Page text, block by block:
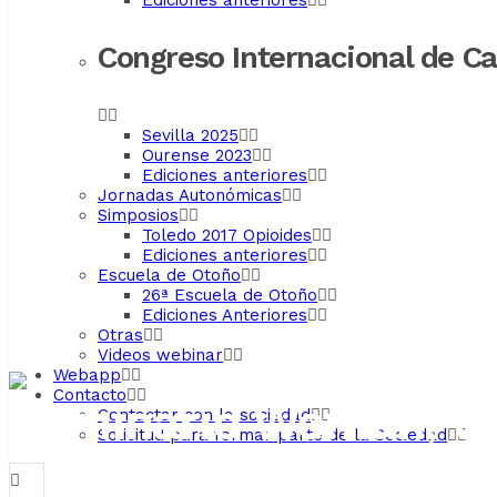
Congreso Internacional de
Sevilla 2025
Ourense 2023
Ediciones anteriores
Jornadas Autonómicas
Simposios
Toledo 2017 Opioides
Ediciones anteriores
Escuela de Otoño
26ª Escuela de Otoño
Ediciones Anteriores
Otras
Videos webinar
Webapp
Contacto
Contactar con la sociedad
Solicitud para formar parte de la Sociedad
Seminario Woman,